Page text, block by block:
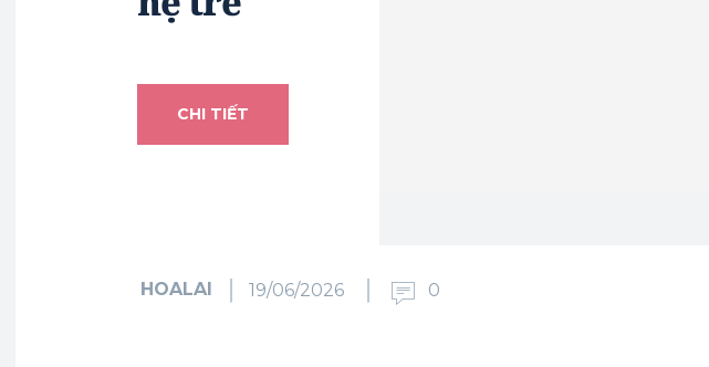
CHI TIẾT
HOALAI 19/06/2026 0